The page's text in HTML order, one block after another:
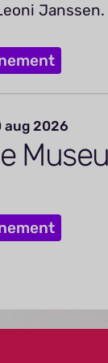
Janssen.
aug 2026